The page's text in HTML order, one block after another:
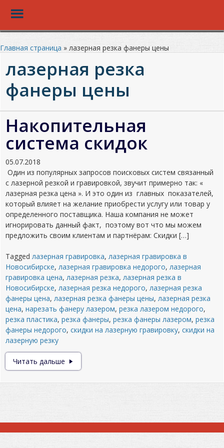
Перейти
к
основному
контенту
Главная страница » лазерная резка фанеры цены
лазерная резка
фанеры цены
Накопительная
система скидок
05.07.2018
Один из популярных запросов поисковых систем связанный
с лазерной резкой и гравировкой, звучит примерно так: «
лазерная резка цена ». И это один из главных показателей,
который влияет на желание приобрести услугу или товар у
определенного поставщика. Наша компания не может
игнорировать данный факт, поэтому вот что мы можем
предложить своим клиентам и партнёрам: Скидки […]
Tagged лазерная гравировка, лазерная гравировка в
Новосибирске, лазерная гравировка недорого, лазерная
гравировка цена, лазерная резка, лазерная резка в
Новосибирске, лазерная резка недорого, лазерная резка
фанеры цена, лазерная резка фанеры цены, лазерная резка
цена, нарезать фанеру лазером, резка лазером недорого,
резка пластика, резка фанеры, резка фанеры лазером, резка
фанеры недорого, скидки на лазерную гравировку, скидки на
лазерную резку
Читать дальше
Накопительная
система